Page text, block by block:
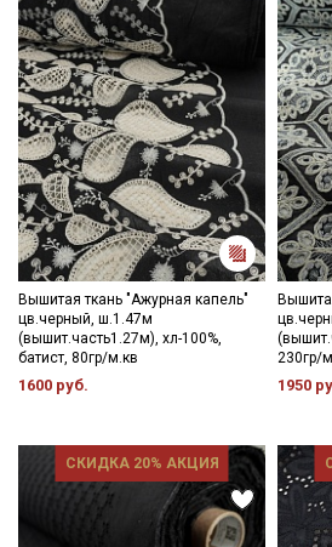
Вышитая ткань "Ажурная капель"
цв.черный, ш.1.47м
(вышит.часть1.27м), хл-100%,
батист, 80гр/м.кв
1600 руб.
230гр/
1950
СКИДКА 20% АКЦИЯ
ДаюСогласие на получение
информационных рассылок